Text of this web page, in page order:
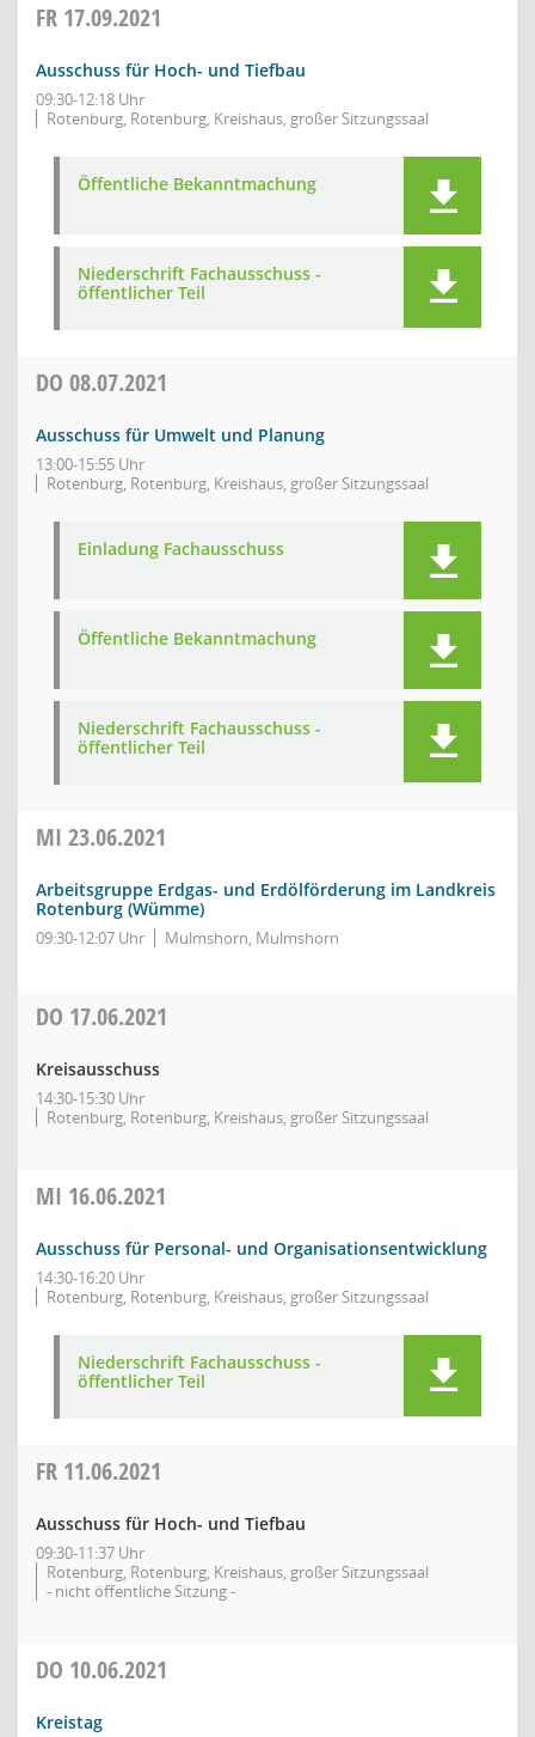
FR 17.09.2021
Ausschuss für Hoch- und Tiefbau
09:30-12:18 Uhr
Rotenburg, Rotenburg, Kreishaus, großer Sitzungssaal
Öffentliche Bekanntmachung
Niederschrift Fachausschuss -
öffentlicher Teil
DO 08.07.2021
Ausschuss für Umwelt und Planung
13:00-15:55 Uhr
Rotenburg, Rotenburg, Kreishaus, großer Sitzungssaal
Einladung Fachausschuss
Öffentliche Bekanntmachung
Niederschrift Fachausschuss -
öffentlicher Teil
MI 23.06.2021
Arbeitsgruppe Erdgas- und Erdölförderung im Landkreis
Rotenburg (Wümme)
09:30-12:07 Uhr Mulmshorn, Mulmshorn
DO 17.06.2021
Kreisausschuss
14:30-15:30 Uhr
Rotenburg, Rotenburg, Kreishaus, großer Sitzungssaal
MI 16.06.2021
Ausschuss für Personal- und Organisationsentwicklung
14:30-16:20 Uhr
Rotenburg, Rotenburg, Kreishaus, großer Sitzungssaal
Niederschrift Fachausschuss -
öffentlicher Teil
FR 11.06.2021
Ausschuss für Hoch- und Tiefbau
09:30-11:37 Uhr
Rotenburg, Rotenburg, Kreishaus, großer Sitzungssaal
- nicht öffentliche Sitzung -
DO 10.06.2021
Kreistag